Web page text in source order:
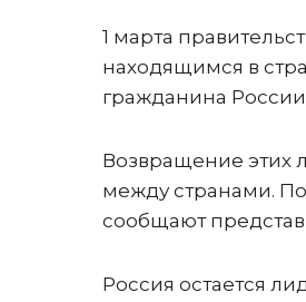
1 марта
находящимся в
гражданина России
Возвращение этих
между странами.
сообщают
Россия остается